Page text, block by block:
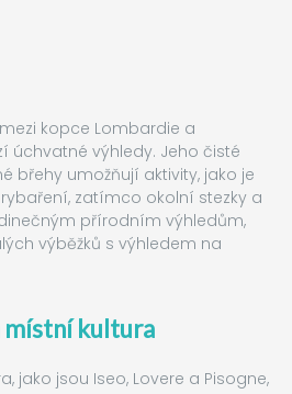
kopce Lombardie a
úchvatné výhledy. Jeho čisté
břehy umožňují aktivity, jako je
zatímco okolní stezky a
přírodním výhledům,
výběžků s výhledem na
místní kultura
jako jsou Iseo, Lovere a Pisogne,